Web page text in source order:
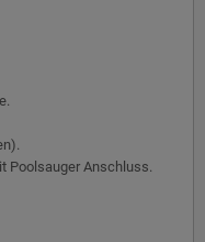
Poolsauger Anschluss.